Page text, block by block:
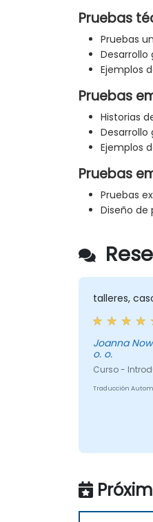
Pruebas
Pruebas
Desarrollo
Ejemplos
Pruebas
Historias
Ejemplos
Pruebas
Pruebas
Diseño de
talleres,
Joanna
o. o.
Curso -
Traducción